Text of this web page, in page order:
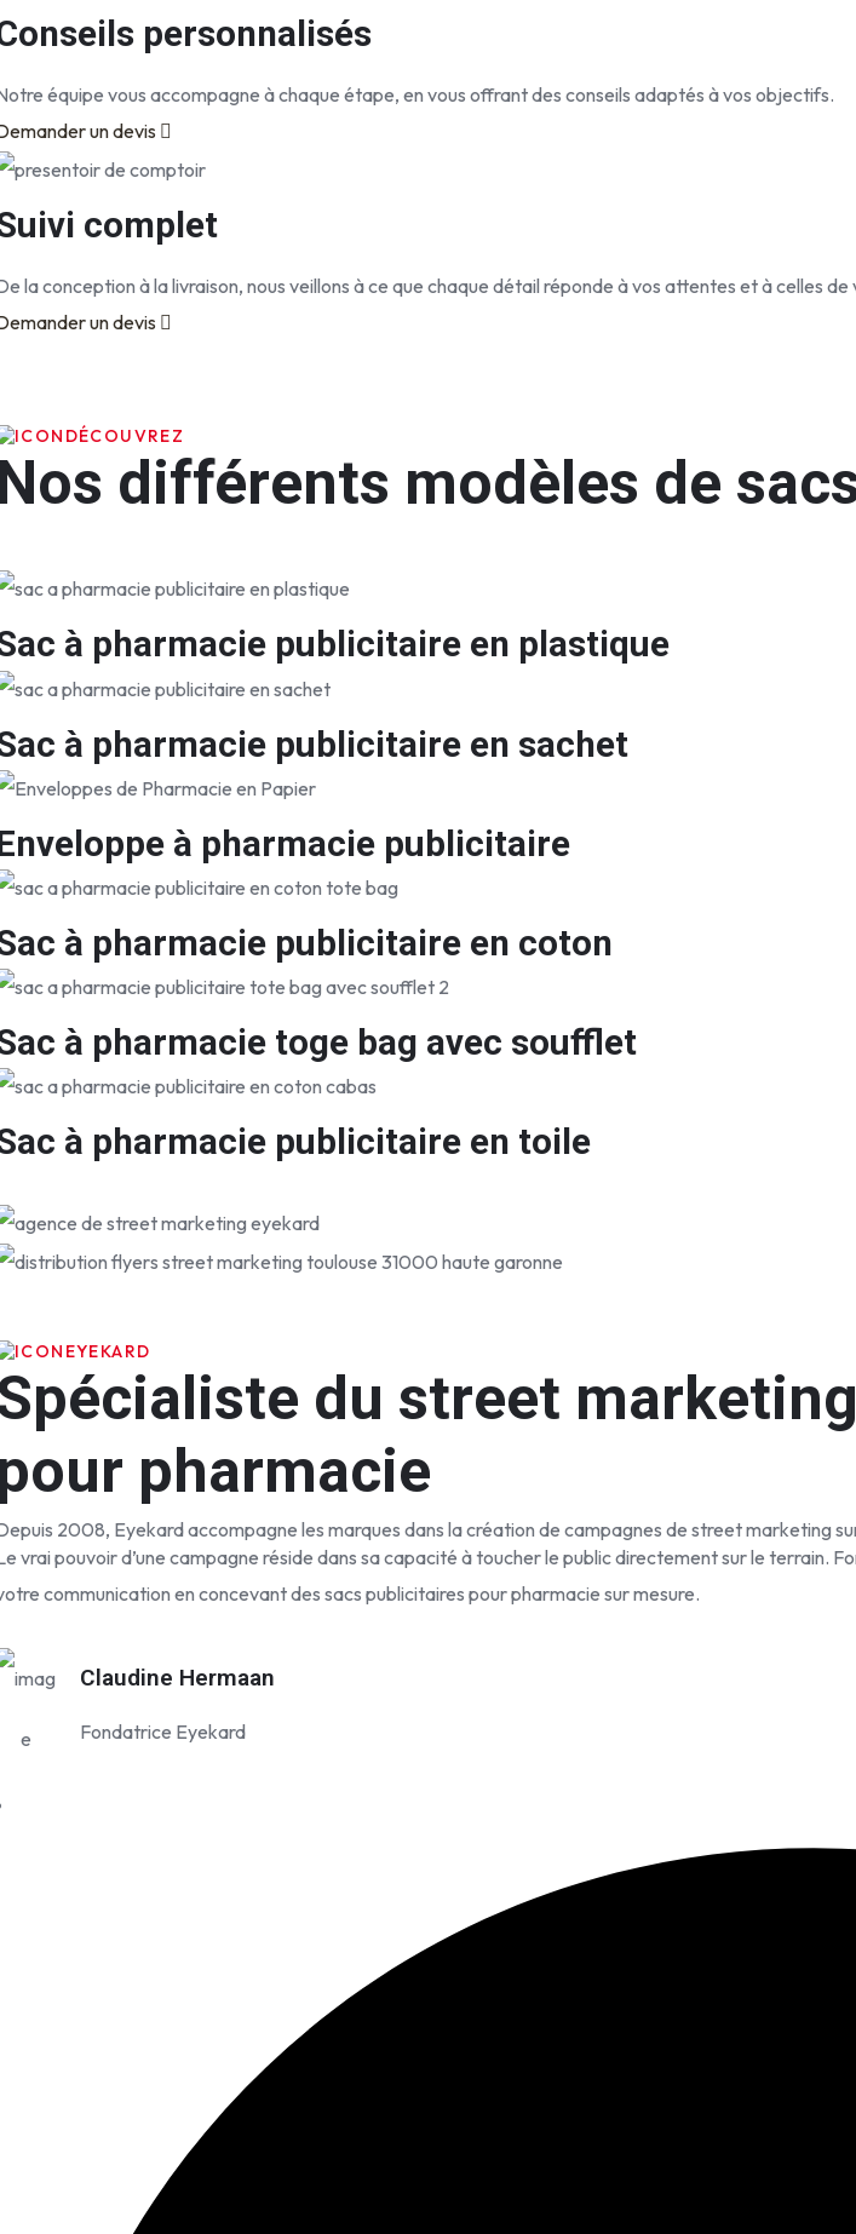
personnalisés
équipe vous accompagne à chaque étape, en vous offrant des conseils adaptés à vos objectifs.
un devis
complet
la conception à la livraison, nous veillons à ce que chaque détail réponde à vos attentes et à celles de
un devis
DÉCOUVREZ
différents modèles de
à pharmacie publicitaire en plastique
à pharmacie publicitaire en sachet
à pharmacie publicitaire
à pharmacie publicitaire en coton
à pharmacie toge bag avec soufflet
à pharmacie publicitaire en toile
EYEKARD
du street
pharmacie
2008, Eyekard accompagne les marques dans la création de campagnes de street marketing
vrai pouvoir d’une campagne réside dans sa capacité à toucher le public directement sur le
communication en concevant des sacs publicitaires pour pharmacie sur mesure.
Claudine Hermaan
Fondatrice Eyekard